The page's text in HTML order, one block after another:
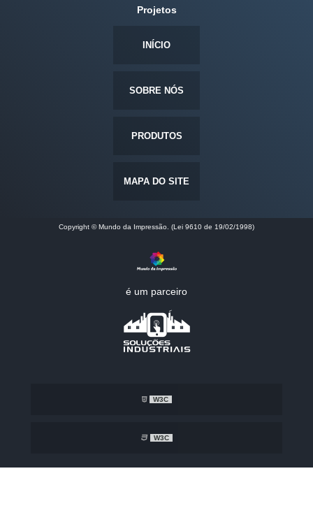
Projetos
INÍCIO
SOBRE NÓS
PRODUTOS
MAPA DO SITE
Copyright © Mundo da Impressão. (Lei 9610 de 19/02/1998)
é um parceiro
W3C
W3C